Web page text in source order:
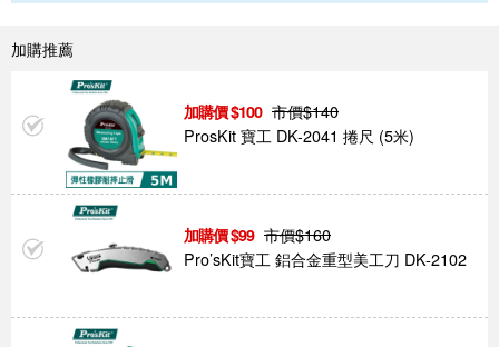
加購推薦
100 市價$140
ProsKit 寶工 DK-2041 捲尺 (5米)
99 市價$160
Pro’sKit寶工 鋁合金重型美工刀 DK-2102